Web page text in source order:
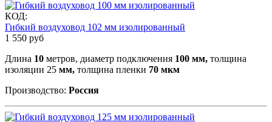
КОД:
Гибкий воздуховод 102 мм изолированный
1 550 руб
Длина 10 метров, диаметр подключения 100 мм, толщина
изоляции 25 мм, толщина пленки 70 мкм
Производство: Россия